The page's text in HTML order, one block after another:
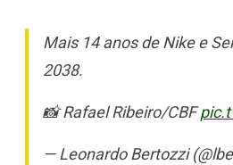
Mais 14 anos de Nike e
2038.
📸 Rafael Ribeiro/CBF
— Leonardo Bertozzi